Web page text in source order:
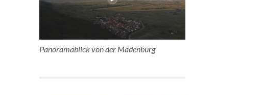
Panoramablick von der Madenburg